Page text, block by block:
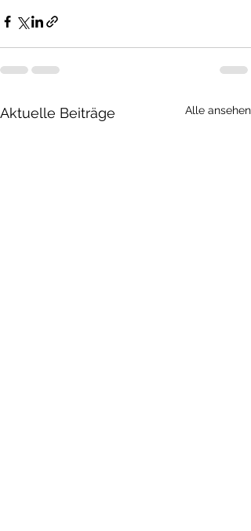
Aktuelle Beiträge Alle ansehen